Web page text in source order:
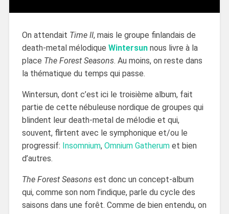
On attendait Time II, mais le groupe finlandais de
death-metal mélodique Wintersunnous livre à la
place The Forest Seasons. Au moins, on reste dans
la thématique du temps qui passe.
Wintersun, dont c’est ici le troisième album, fait
partie de cette nébuleuse nordique de groupes qui
blindent leur death-metal de mélodie et qui,
souvent, flirtent avec le symphonique et/ou le
progressif: Insomnium, Omnium Gatherumet bien
d’autres.
The Forest Seasonsest donc un concept-album
qui, comme son nom l’indique, parle du cycle des
saisons dans une forêt. Comme de bien entendu, on